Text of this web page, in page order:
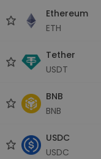
Ethereum
ETH
Tether
USDT
BNB
BNB
USDC
USDC